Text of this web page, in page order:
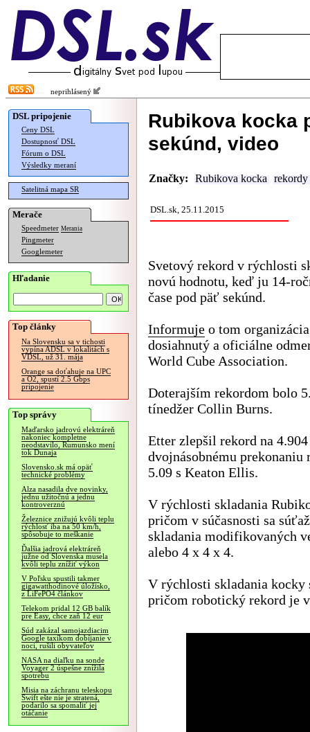
neprihlásený
DSL pripojenie
Ceny DSL
Dostupnosť DSL
Fórum o DSL
Výsledky meraní
Satelitná mapa SR
Merače
Speedmeter Merania
Pingmeter
Googlemeter
Hľadanie
Top články
Na Slovensku sa v tichosti
vypína ADSL v lokalitách s
VDSL, už 31. mája
Orange sa doťahuje na UPC
a O2, spustí 2.5 Gbps
pripojenie
Top správy
Maďarsko jadrovú elektráreň
nakoniec kompletne
neodstavilo, Rumunsko mení
tok Dunaja
Slovensko.sk má opäť
technické problémy
Alza nasadila dve novinky,
jednu užitočnú a jednu
kontroverznú
Železnice znižujú kvôli teplu
rýchlosť iba na 50 km/h,
spôsobuje to meškanie
Ďalšia jadrová elektráreň
južne od Slovenska musela
kvôli teplu znížiť výkon
V Poľsku spustili takmer
gigawatthodinové úložisko,
z LiFePO4 článkov
Telekom pridal 12 GB balík
pre Easy, chce zaň 12 eur
Súd zakázal samojazdiacim
Google taxíkom dobíjanie v
noci, rušili obyvateľov
NASA na diaľku na sonde
Voyager 2 úspešne znížila
spotrebu
Misia na záchranu teleskopu
Swift ešte nie je stratená,
podarilo sa spomaliť jej
otáčanie
Rubikova kocka
sekúnd, video
Značky: Rubikova kocka rekordy
DSL.sk, 25.11.2015
Svetový rekord v rýchlosti
novú hodnotu, keď ju 14-
čase pod päť sekúnd.
Informuje o tom
dosiahnutý a oficiálne
World Cube Association.
Doterajším rekordom bolo
tínedžer Collin Burns.
Etter zlepšil rekord na
dvojnásobnému
5.09 s Keaton Ellis.
V rýchlosti skladania
pričom v súčasnosti sa
skladania modifikovaných
alebo 4 x 4 x 4.
V rýchlosti skladania
pričom robotický rekord je